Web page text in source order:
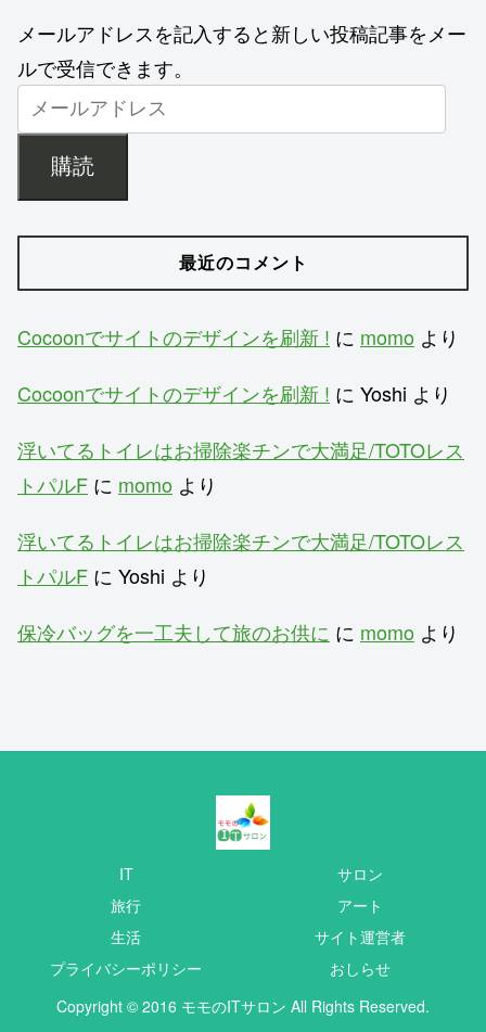
メールアドレスを記入すると新しい投稿記事をメー
ルで受信できます。
購読
最近のコメント
Cocoonでサイトのデザインを刷新 ! に momo より
Cocoonでサイトのデザインを刷新 ! に Yoshi より
浮いてるトイレはお掃除楽チンで大満足/TOTOレス
トパルF に momo より
浮いてるトイレはお掃除楽チンで大満足/TOTOレス
トパルF に Yoshi より
保冷バッグを一工夫して旅のお供に に momo より
IT
サロン
旅行
アート
生活
サイト運営者
プライバシーポリシー
おしらせ
Copyright © 2016 モモのITサロン All Rights Reserved.